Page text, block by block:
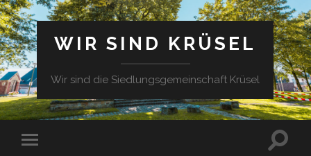
WIR SIND KRÜSEL
Wir sind die Siedlungsgemeinschaft Krüsel